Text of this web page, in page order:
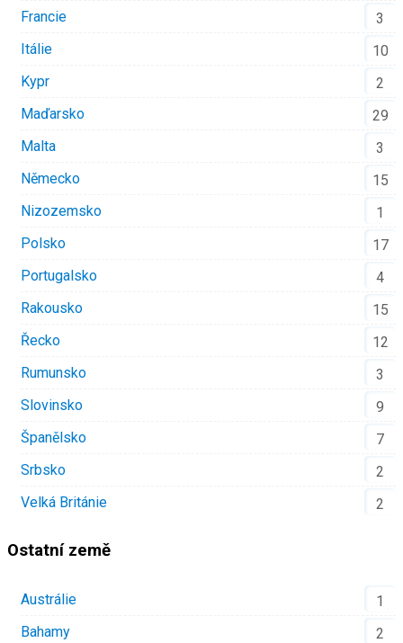
Francie
3
Itálie
10
Kypr
2
Maďarsko
29
Malta
3
Německo
15
Nizozemsko
1
Polsko
17
Portugalsko
4
Rakousko
15
Řecko
12
Rumunsko
3
Slovinsko
9
Španělsko
7
Srbsko
2
Velká Británie
2
Ostatní země
Austrálie
1
Bahamy
2